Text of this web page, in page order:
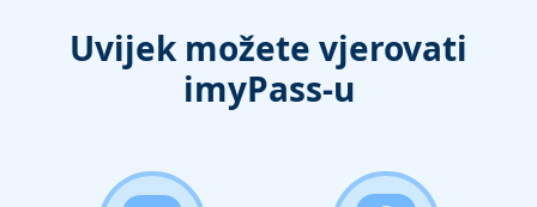
Uvijek možete vjerovati
imyPass-u